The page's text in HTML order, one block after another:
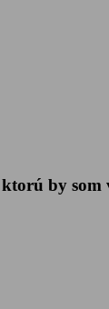
by som